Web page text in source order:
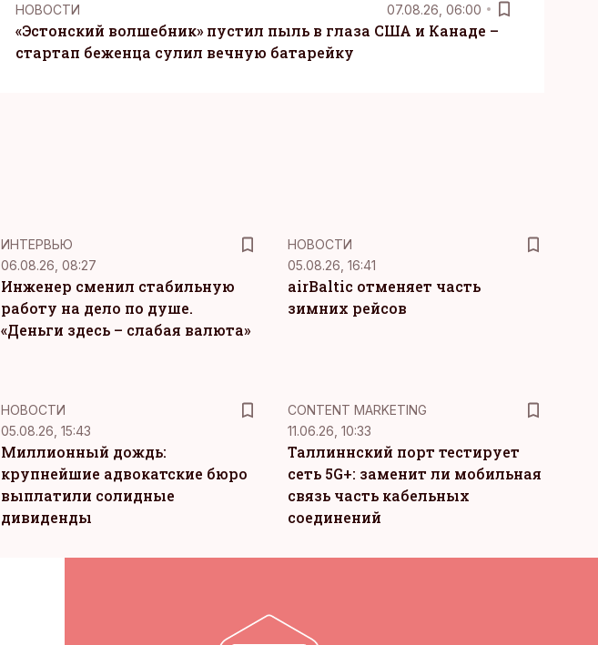
НОВОСТИ 07.08.26, 06:00
«Эстонский волшебник» пустил пыль в глаза США и Канаде –
стартап беженца сулил вечную батарейку
ИНТЕРВЬЮ
06.08.26, 08:27
Инженер сменил стабильную
работу на дело по душе.
«Деньги здесь – слабая валюта»
НОВОСТИ
05.08.26, 16:41
airBaltic отменяет часть
зимних рейсов
НОВОСТИ
05.08.26, 15:43
Миллионный дождь:
крупнейшие адвокатские бюро
выплатили солидные
дивиденды
KM
CONTENT MARKETING
11.06.26, 10:33
Таллиннский порт тестирует
сеть 5G+: заменит ли мобильная
связь часть кабельных
соединений